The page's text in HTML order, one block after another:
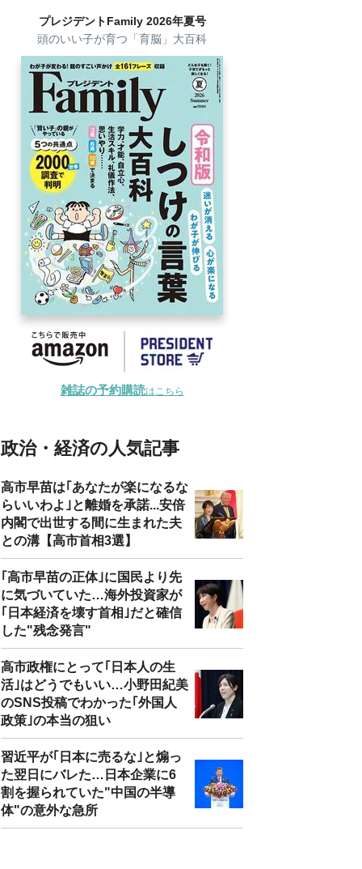
プレジデントFamily 2026年夏号
頭のいい子が育つ「育脳」大百科
雑誌の予約購読はこちら
政治・経済の人気記事
高市早苗は｢あなたが楽になるな
らいいわよ｣と離婚を承諾...安倍
内閣で出世する間に生まれた夫
との溝【高市首相3選】
｢高市早苗の正体｣に国民より先
に気づいていた…海外投資家が
｢日本経済を壊す首相｣だと確信
した"残念発言"
高市政権にとって｢日本人の生
活｣はどうでもいい…小野田紀美
のSNS投稿でわかった｢外国人
政策｣の本当の狙い
習近平が｢日本に売るな｣と煽っ
た翌日にバレた…日本企業に6
割を握られていた"中国の半導
体"の意外な急所